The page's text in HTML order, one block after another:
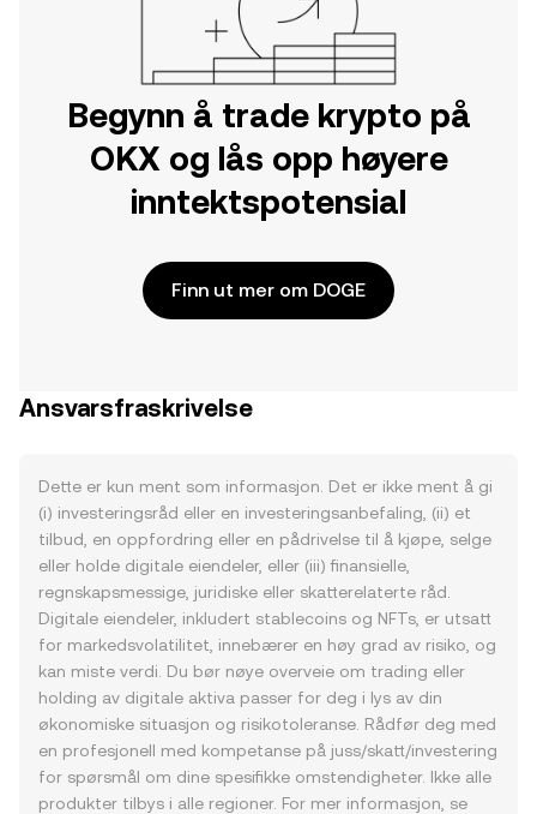
Begynn å trade krypto på
OKX og lås opp høyere
inntektspotensial
Finn ut mer om DOGE
Ansvarsfraskrivelse
Dette er kun ment som informasjon. Det er ikke ment å gi
(i) investeringsråd eller en investeringsanbefaling, (ii) et
tilbud, en oppfordring eller en pådrivelse til å kjøpe, selge
eller holde digitale eiendeler, eller (iii) finansielle,
regnskapsmessige, juridiske eller skatterelaterte råd.
Digitale eiendeler, inkludert stablecoins og NFTs, er utsatt
for markedsvolatilitet, innebærer en høy grad av risiko, og
kan miste verdi. Du bør nøye overveie om trading eller
holding av digitale aktiva passer for deg i lys av din
økonomiske situasjon og risikotoleranse. Rådfør deg med
en profesjonell med kompetanse på juss/skatt/investering
for spørsmål om dine spesifikke omstendigheter. Ikke alle
produkter tilbys i alle regioner. For mer informasjon, se